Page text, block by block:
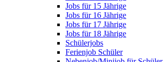
Jobs für 15 Jährige
Jobs für 16 Jährige
Jobs für 17 Jährige
Jobs für 18 Jährige
Schülerjobs
Ferienjob Schüler